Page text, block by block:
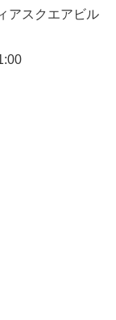
アスクエアビル